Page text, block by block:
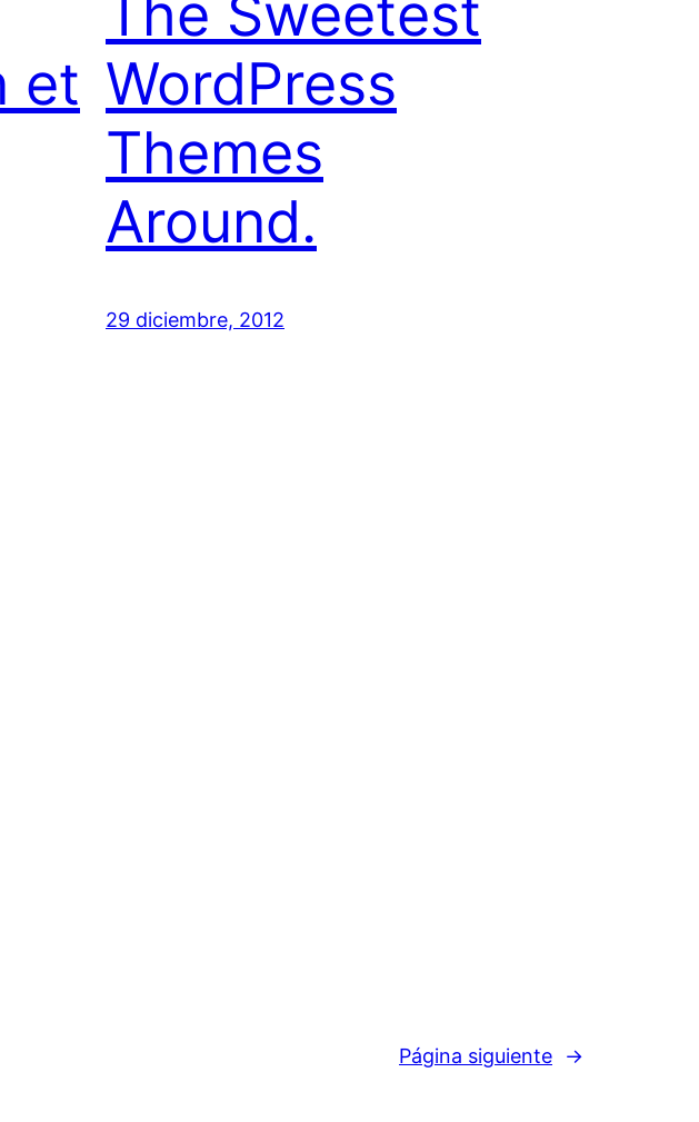
et
The Sweetest
WordPress
Themes
Around.
29 diciembre, 2012
Página siguiente →